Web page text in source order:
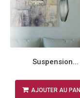
Suspension...
AJOUTER AU